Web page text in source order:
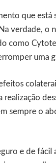
que está
verdade, o
como
uma
realização
sempre o
e de fácil